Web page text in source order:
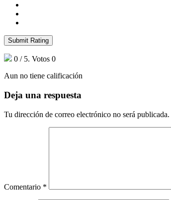
Submit Rating
0 / 5. Votos 0
Aun no tiene calificación
Deja una respuesta
Tu dirección de correo electrónico no será publicada.
Comentario *